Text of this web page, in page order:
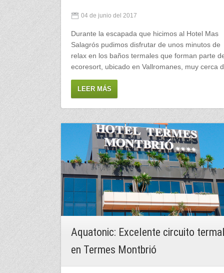
04 de junio del 2017
Durante la escapada que hicimos al Hotel Mas
Salagrós pudimos disfrutar de unos minutos de
relax en los baños termales que forman parte
ecoresort, ubicado en Vallromanes, muy cerca
LEER MÁS
Aquatonic: Excelente circuito
en Termes Montbrió